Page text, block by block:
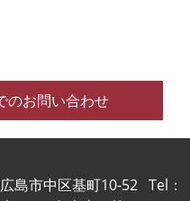
のお問い合わせ
広島市中区基町10-52 Tel：